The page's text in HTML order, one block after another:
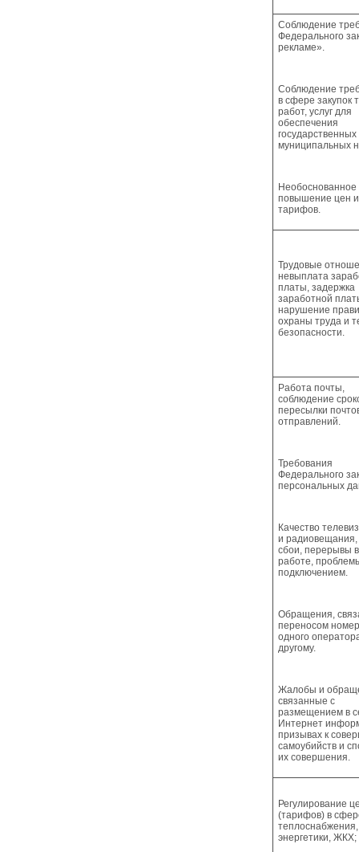
Соблюдение
Федерального
рекламе».
Соблюдение
в сфере закупок
работ, услуг для
обеспечения
государственных
муниципальных
Необоснованное
повышение цен и
тарифов.
Трудовые
невыплата
платы, задержка
заработной
нарушение
охраны труда и
безопасности.
Работа почты,
соблюдение
пересылки
отправлений.
Требования
Федерального
персональных
Качество
и радиовещания,
сбои, перерывы в
работе,
подключением.
Обращения,
переносом
одного
другому.
Жалобы и
связанные с
размещением в
Интернет
призывах к
самоубийств и
их совершения.
Регулирование
(тарифов) в
теплоснабжения,
энергетики, ЖКХ;